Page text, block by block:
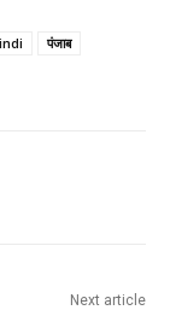
पंजाब
Next article